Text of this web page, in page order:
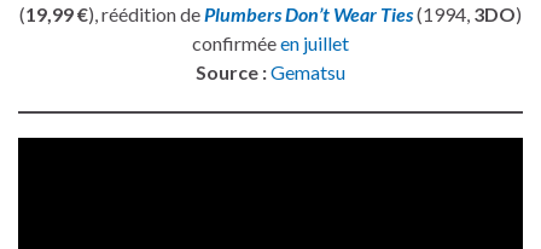
(19,99 €), réédition dePlumbers Don’t Wear Ties(1994, 3DO)
confirméeen juillet
Source :Gematsu